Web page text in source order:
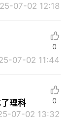
07-02 12:18
07-02 11:44
0
理科
07-02 13:32
0